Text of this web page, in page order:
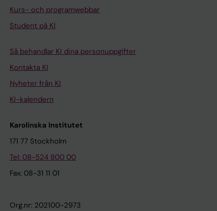
Kurs- och programwebbar
Student på KI
Så behandlar KI dina personuppgifter
Kontakta KI
Nyheter från KI
KI-kalendern
Karolinska Institutet
171 77 Stockholm
Tel: 08-524 800 00
Fax: 08-31 11 01
Org.nr: 202100-2973